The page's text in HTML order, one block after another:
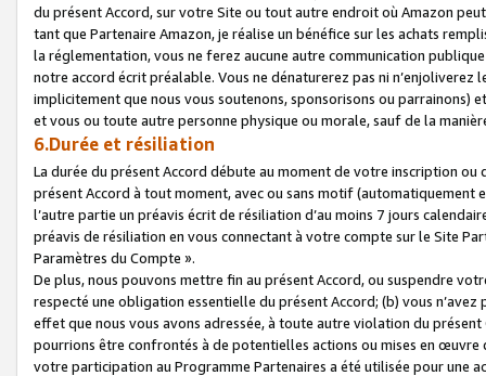
du présent Accord, sur votre Site ou tout autre endroit où Amazon
tant que Partenaire Amazon, je réalise un bénéfice sur les achats
la réglementation, vous ne ferez aucune autre communication
notre accord écrit préalable. Vous ne dénaturerez pas ni
implicitement que nous vous soutenons, sponsorisons ou parrainons)
et vous ou toute autre personne physique ou morale, sauf de la
6.Durée et résiliation
La durée du présent Accord débute au moment de votre inscription
présent Accord à tout moment, avec ou sans motif (automatiquement
l’autre partie un préavis écrit de résiliation d’au moins 7 jours
préavis de résiliation en vous connectant à votre compte sur le Site
Paramètres du Compte ».
De plus, nous pouvons mettre fin au présent Accord, ou suspendre
respecté une obligation essentielle du présent Accord; (b) vous
effet que nous vous avons adressée, à toute autre violation du
pourrions être confrontés à de potentielles actions ou mises en
votre participation au Programme Partenaires a été utilisée pour une